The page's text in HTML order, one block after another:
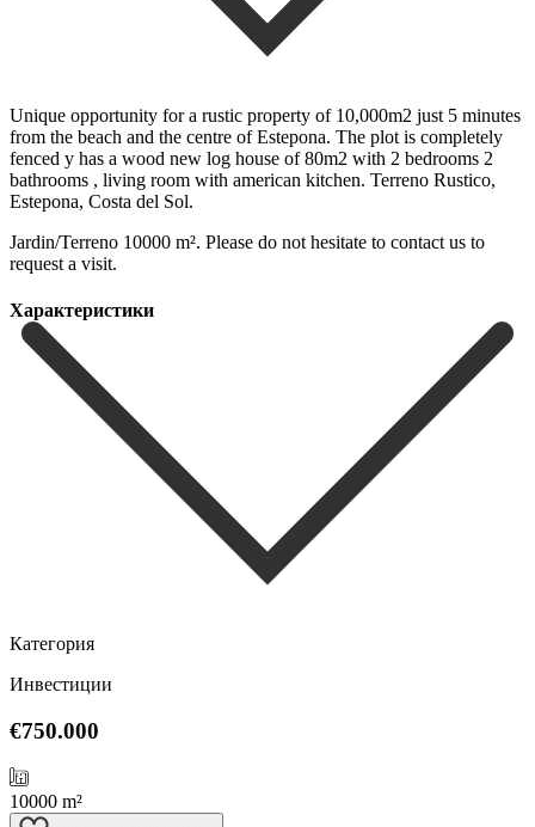
Unique opportunity for a rustic property of 10,000m2 just 5 minutes
from the beach and the centre of Estepona. The plot is completely
fenced y has a wood new log house of ‌80m2 ‌with ‌2 ‌bedrooms 2
‌bathrooms , ‌living room with american kitchen. Terreno Rustico,
Estepona, Costa ‌del Sol.
Jardin/Terreno ‌10000 m². Please ‌do not hesitate ‌to ‌contact ‌us ‌to
‌request ‌a ‌visit.
Характеристики
Категория
Инвестиции
€750.000
10000 m²